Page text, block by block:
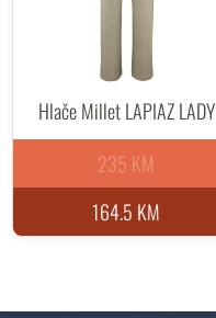
Hlače Millet LAPIAZ LADY
164.5 KM
235 KM